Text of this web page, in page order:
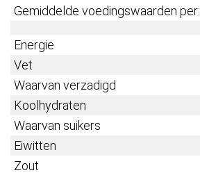
Gemiddelde voedingswaarden per:
Energie
Vet
Waarvan verzadigd
Koolhydraten
Waarvan suikers
Eiwitten
Zout